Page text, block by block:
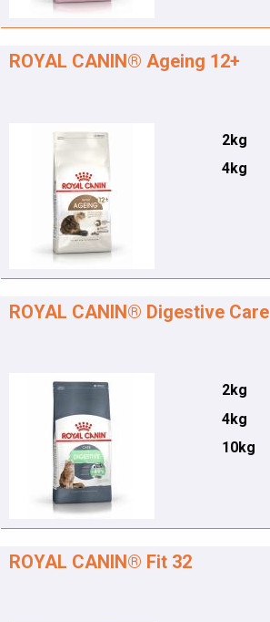
ROYAL CANIN® Ageing 12+
2kg
4kg
ROYAL CANIN® Digestive Care
2kg
4kg
10kg
ROYAL CANIN® Fit 32